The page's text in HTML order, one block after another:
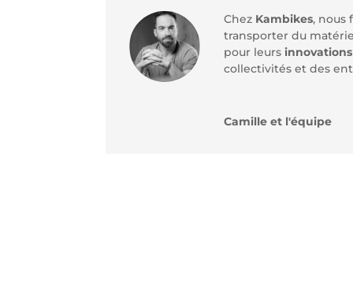
Chez Kambikes, nous
transporter du
pour leurs
collectivités et des
Camille et l'équipe